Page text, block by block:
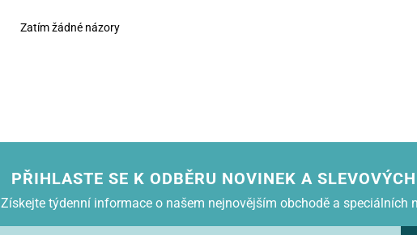
Zatím žádné názory
PŘIHLASTE SE K ODBĚRU NOVINEK A
Získejte týdenní informace o našem nejnovějším obchodě a speciálních